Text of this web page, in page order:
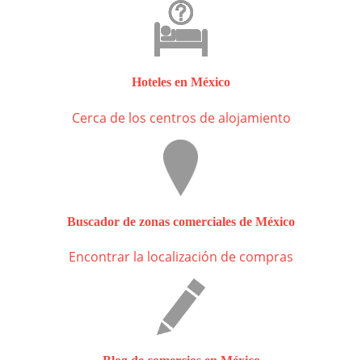
Hoteles en México
Cerca de los centros de alojamiento
Buscador de zonas comerciales de México
Encontrar la localización de compras